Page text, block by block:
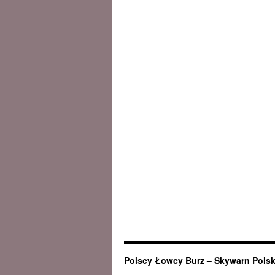
Polscy Łowcy Burz – Skywarn